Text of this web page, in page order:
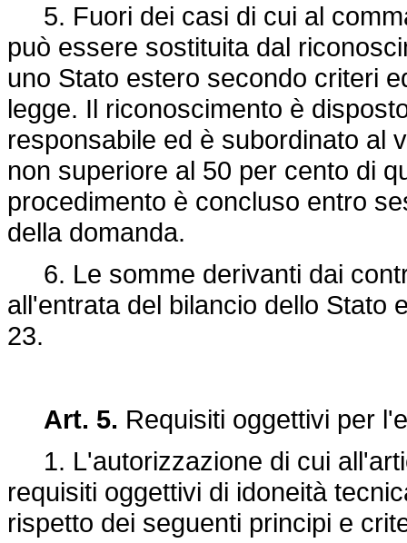
5. Fuori dei casi di cui al
può essere sostituita dal
uno Stato estero secondo criteri
legge. Il riconoscimento è
responsabile ed è subordinato al
non superiore al 50 per cento di
procedimento è concluso entro
della domanda.
6. Le somme derivanti dai
all'entrata del bilancio dello Stato
23.
Art. 5. Requisiti oggettivi per
1. L'autorizzazione di cui
requisiti oggettivi di idoneità
rispetto dei seguenti principi e